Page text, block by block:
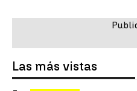
Las más vistas